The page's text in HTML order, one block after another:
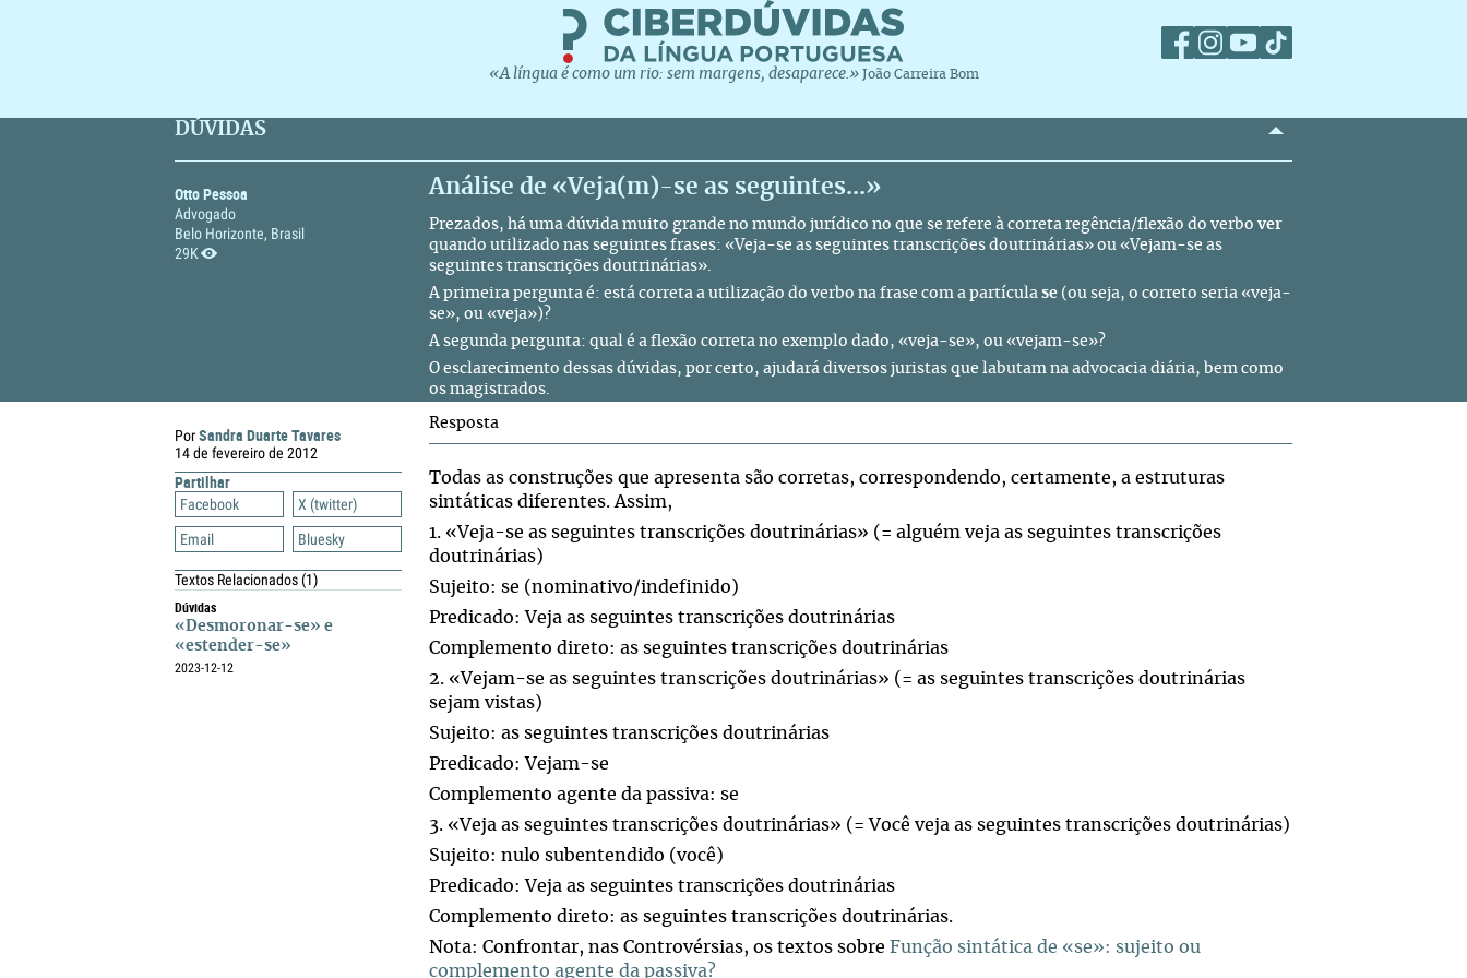
«A língua é como um rio: sem margens, desaparece.» João Carreira Bom
DÚVIDAS
Otto Pessoa
Advogado
Belo Horizonte, Brasil
29K
Análise de «Veja(m)-se as seguintes...»
Prezados, há uma dúvida muito grande no mundo jurídico no que se refere à correta regência/flexão do verbo ver
quando utilizado nas seguintes frases: «Veja-se as seguintes transcrições doutrinárias» ou «Vejam-se as
seguintes transcrições doutrinárias».
A primeira pergunta é: está correta a utilização do verbo na frase com a partícula se (ou seja, o correto seria «veja-
se», ou «veja»)?
A segunda pergunta: qual é a flexão correta no exemplo dado, «veja-se», ou «vejam-se»?
O esclarecimento dessas dúvidas, por certo, ajudará diversos juristas que labutam na advocacia diária, bem como
os magistrados.
PorSandra Duarte Tavares
14 de fevereiro de 2012
Partilhar
Facebook
X (twitter)
Email
Bluesky
Textos Relacionados(1)
Dúvidas
«Desmoronar-se» e
«estender-se»
2023-12-12
Resposta
Todas as construções que apresenta são corretas, correspondendo, certamente, a estruturas
sintáticas diferentes. Assim,
1. «Veja-se as seguintes transcrições doutrinárias» (= alguém veja as seguintes transcrições
doutrinárias)
Sujeito: se (nominativo/indefinido)
Predicado: Veja as seguintes transcrições doutrinárias
Complemento direto: as seguintes transcrições doutrinárias
2. «Vejam-se as seguintes transcrições doutrinárias» (= as seguintes transcrições doutrinárias
sejam vistas)
Sujeito: as seguintes transcrições doutrinárias
Predicado: Vejam-se
Complemento agente da passiva: se
3. «Veja as seguintes transcrições doutrinárias» (= Você veja as seguintes transcrições doutrinárias)
Sujeito: nulo subentendido (você)
Predicado: Veja as seguintes transcrições doutrinárias
Complemento direto: as seguintes transcrições doutrinárias.
Nota: Confrontar, nas Controvérsias, os textos sobre Função sintática de «se»: sujeito ou
complemento agente da passiva?